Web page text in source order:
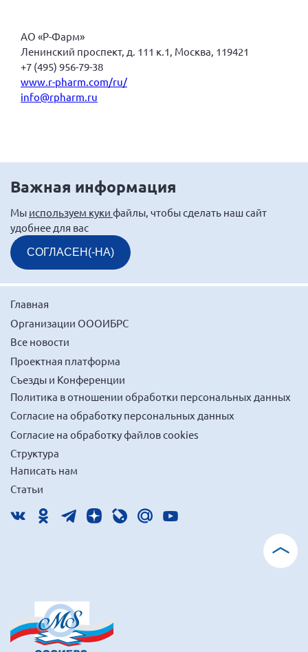
Письма и официальные ответы
Нормативно-правовые документы
Методическая литература для НКО
Публичные отчеты
Всероссийская конференция-тренинг
29.05.2022)
Брянская область
Владимирская область
Волгоградская область
Воронежская область
Ивановская область
Калининградская область
Кемеровская область
Кировская область
Ленинградская область
г. Москва
Московская область
АО «Р-Фарм»
Ленинский проспект, д. 111 к.1, Москва, 119421
+7 (495) 956-79-38
www.r-pharm.com/ru/
info@rpharm.ru
Важная информация
Мы используем куки файлы, чтобы сделать наш сайт
удобнее для вас
СОГЛАСЕН(-НА)
Главная
Организации ОООИБРС
Все новости
Проектная платформа
Съезды и Конференции
Политика в отношении обработки персональных данных
Согласие на обработку персональных данных
Согласие на обработку файлов cookies
Структура
Написать нам
Статьи